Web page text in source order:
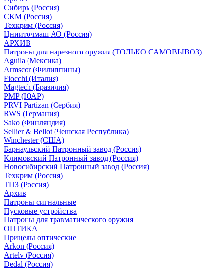
Сибирь (Россия)
СКМ (Россия)
Техкрим (Россия)
Цнииточмаш АО (Россия)
АРХИВ
Патроны для нарезного оружия (ТОЛЬКО САМОВЫВОЗ)
Aguila (Мексика)
Armscor (Филиппины)
Fiocchi (Италия)
Magtech (Бразилия)
PMP (ЮАР)
PRVI Partizan (Сербия)
RWS (Германия)
Sako (Финляндия)
Sellier & Bellot (Чешская Республика)
Winchester (США)
Барнаульский Патронный завод (Россия)
Климовский Патронный завод (Россия)
Новосибирский Патронный завод (Россия)
Техкрим (Россия)
ТПЗ (Россия)
Архив
Патроны сигнальные
Пусковые устройства
Патроны для травматического оружия
ОПТИКА
Прицелы оптические
Arkon (Россия)
Artelv (Россия)
Dedal (Россия)